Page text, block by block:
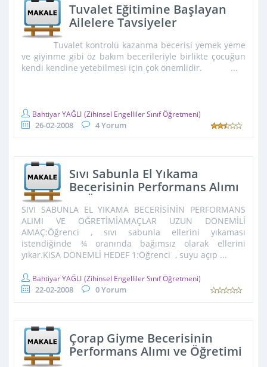
Tuvalet Eğitimine Başlayan
Ailelere Tavsiyeler
Tuvalet kontrolü kazanma becerisi yemek yeme
ve giyinme gibi öz bakım becerileriyle birlikte çocuğun
kendi kendine yetebilmesi için çok önemlidir. ...
Bahtiyar YAĞLI (Zihinsel Engelliler Sınıf Öğretmeni)
26-02-2008 4 Yorum
Sıvı Sabunla El Yıkama
Becerisinin Performans Alımı
ve Öğretimi
SIVI SABUNLA EL YIKAMA BECERİSİNİN PERFORMANS
ALIMI VE ÖĞRETİMİAMAÇLAR UZUN DÖNEMİLİ
AMAÇ:Öğrenci , sıvı sabunla ellerini yıkaması
istendiğinde ¾ oranında bağımsız olarak ellerini
yıkar.KISA DÖNEMLİ HEDEF 1:Öğrenci , suyu açıp ...
Bahtiyar YAĞLI (Zihinsel Engelliler Sınıf Öğretmeni)
22-02-2008 0 Yorum
Çorap Giyme Becerisinin
Performans Alımı ve Öğretimi